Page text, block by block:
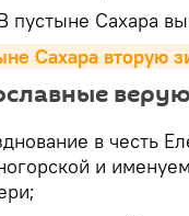
пустыне Сахара
Сахара вторую
в честь
и